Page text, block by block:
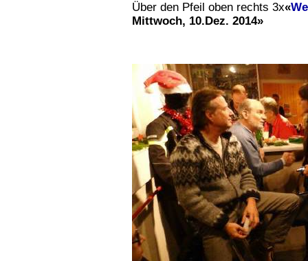
Über den Pfeil oben rechts 3x«
Mittwoch, 10.Dez. 2014»